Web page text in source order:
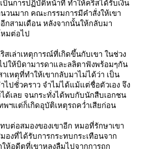
ป็นการปฏิบัติหน้าที่ ทำให้คริสได้รับเงิน
วนมาก คณะกรรมการมีคำสั่งให้เขา
กสามเดือน หลังจากนั้นให้กลับมา
หมต่อไป
เล่าเหตุการณ์ที่เกิดขึ้นกับเขา ในช่วง
ปให้บิดามารดาและลลิตาฟังพร้อมๆกัน
หตุที่ทำให้เขากลับมาไม่ได้ว่า เป็น
ไปชั่วคราว จำไม่ได้แม้แต่ชื่อตัวเอง จึง
ด้เลย จนกระทั่งได้พบกับนักสืบเอกชน
พฯแต่ก็เกิดอุบัติเหตุรถคว่ำเสียก่อน
บต่อสมองของเขาอีก หมอที่รักษาเขา
องที่ได้รับการกระทบกระเทือนจาก
ห้อดีตที่เขาหลงลืมไปจากการถูก